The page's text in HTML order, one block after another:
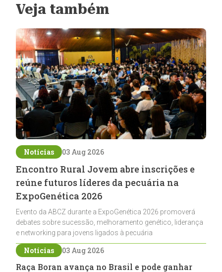
Veja também
Notícias 03 Aug 2026
Encontro Rural Jovem abre inscrições e
reúne futuros líderes da pecuária na
ExpoGenética 2026
Evento da ABCZ durante a ExpoGenética 2026 promoverá
debates sobre sucessão, melhoramento genético, liderança
e networking para jovens ligados à pecuária
Notícias 03 Aug 2026
Raça Boran avança no Brasil e pode ganhar